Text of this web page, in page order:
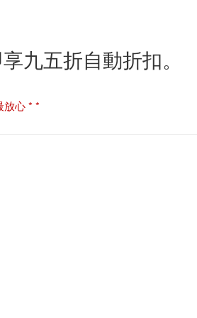
九五折自動折扣。
放心 * *